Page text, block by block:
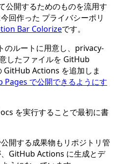
公開するためのものを流用す
回作った プライバシーポリ
Bar Colorizeです。
のルートに用意し、privacy-
したファイルを GitHub
GitHub Actions を追加しま
で公開できるようにす
を実行することで最初に書
開する成果物もリポジトリ管
GitHub Actions に生成とデ